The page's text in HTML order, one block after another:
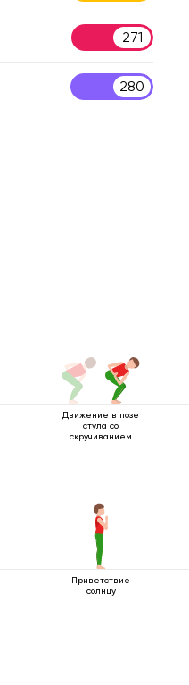
271
280
Движение в позе
стула со
скручиванием
Приветствие
солнцу